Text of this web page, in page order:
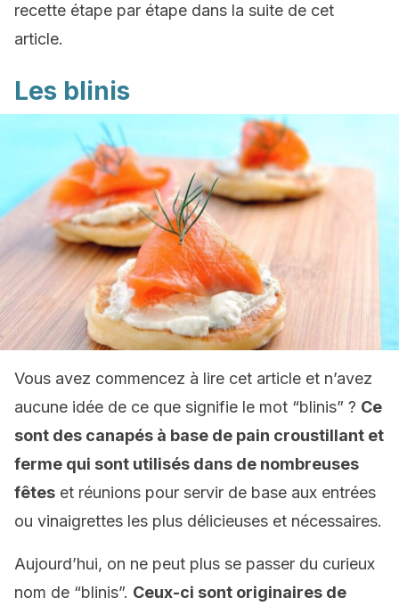
recette étape par étape dans la suite de cet
article.
Les blinis
Vous avez commencez à lire cet article et n’avez
aucune idée de ce que signifie le mot “blinis” ? Ce
sont des canapés à base de pain croustillant et
ferme qui sont utilisés dans de nombreuses
fêtes et réunions pour servir de base aux entrées
ou vinaigrettes les plus délicieuses et nécessaires.
Aujourd’hui, on ne peut plus se passer du curieux
nom de “blinis”. Ceux-ci sont originaires de